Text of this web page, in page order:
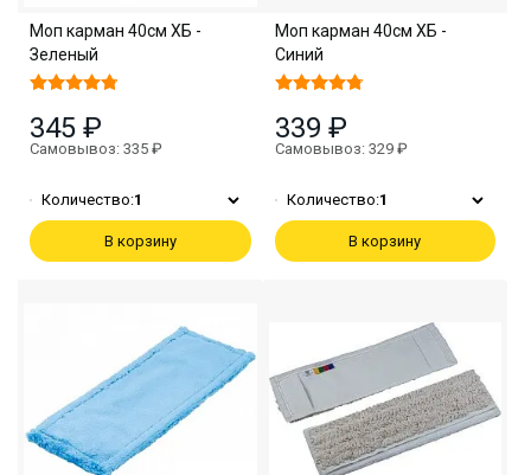
Моп карман 40см ХБ -
Зеленый
345 ₽
Самовывоз: 335 ₽
Количество:1
В корзину
Моп карман 40см ХБ -
Синий
339 ₽
Самовывоз: 329 ₽
Количество:1
В корзину